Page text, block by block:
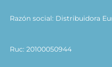
Razón social: Distribuidora
Ruc: 20100050944